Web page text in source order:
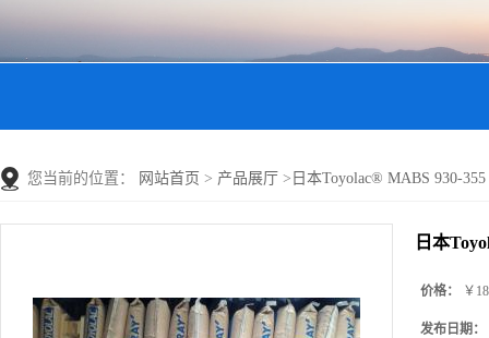
您当前的位置： 网站首页 > 产品展厅 > 日本Toyolac® MABS 930-
日本
价格： ￥
发布日期：